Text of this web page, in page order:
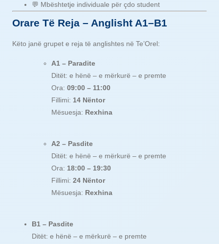
💬 Mbështetje individuale për çdo student
Orare Të Reja – Anglisht A1–B1
Këto janë grupet e reja të anglishtes në Te’Orel:
A1 – Paradite
Ditët: e hënë – e mërkurë – e premte
Ora: 09:00 – 11:00
Fillimi: 14 Nëntor
Mësuesja: Rexhina
A2 – Pasdite
Ditët: e hënë – e mërkurë – e premte
Ora: 18:00 – 19:30
Fillimi: 24 Nëntor
Mësuesja: Rexhina
B1 – Pasdite
Ditët: e hënë – e mërkurë – e premte